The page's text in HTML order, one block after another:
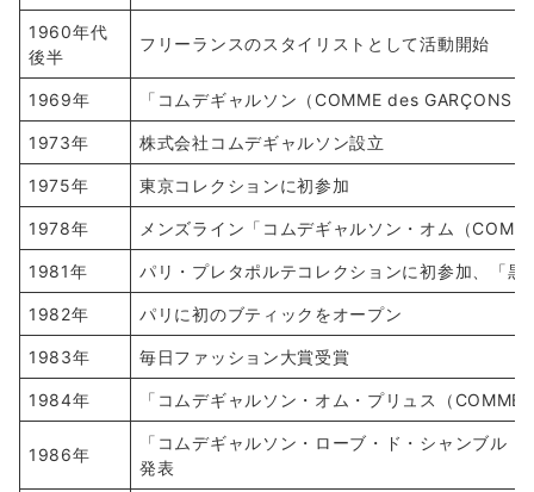
1960年代
後半
フリーランスのスタイリストとして活動開始
1969年 「コムデギャルソン（COMME des GARÇONS
1973年 株式会社コムデギャルソン設立
1975年 東京コレクションに初参加
1978年 メンズライン「コムデギャルソン・オム（
1981年 パリ・プレタポルテコレクションに初参加、「
1982年 パリに初のブティックをオープン
1983年 毎日ファッション大賞受賞
1984年 「コムデギャルソン・オム・プリュス（
1986年
「コムデギャルソン・ローブ・ド・シャンブル
発表